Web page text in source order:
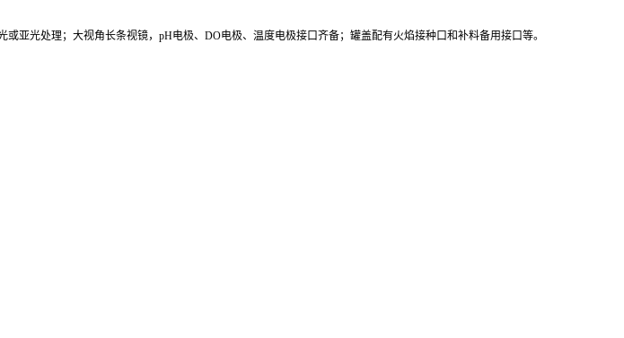
亚光处理；大视角长条视镜，pH电极、DO电极、温度电极接口齐备；罐盖配有火焰接种口和补料备用接口等。